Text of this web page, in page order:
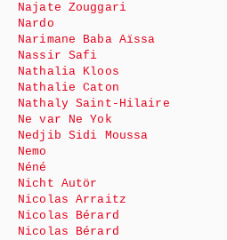
Najate Zouggari
Nardo
Narimane Baba Aïssa
Nassir Safi
Nathalia Kloos
Nathalie Caton
Nathaly Saint-Hilaire
Ne var Ne Yok
Nedjib Sidi Moussa
Nemo
Néné
Nicht Autör
Nicolas Arraitz
Nicolas Bérard
Nicolas Bérard